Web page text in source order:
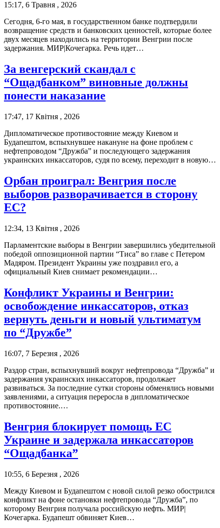
15:17, 6 Травня , 2026
Сегодня, 6-го мая, в государственном банке подтвердили
возвращение средств и банковских ценностей, которые более
двух месяцев находились на территории Венгрии после
задержания. МИР|Кочегарка. Речь идет…
За венгерский скандал с
“Ощадбанком” виновные должны
понести наказание
17:47, 17 Квітня , 2026
Дипломатическое противостояние между Киевом и
Будапештом, вспыхнувшее накануне на фоне проблем с
нефтепроводом “Дружба” и последующего задержания
украинских инкассаторов, судя по всему, переходит в новую…
Орбан проиграл: Венгрия после
выборов разворачивается в сторону
ЕС?
12:34, 13 Квітня , 2026
Парламентские выборы в Венгрии завершились убедительной
победой оппозиционной партии “Тиса” во главе с Петером
Мадяром. Президент Украины уже поздравил его, а
официальный Киев снимает рекомендации…
Конфликт Украины и Венгрии:
освобождение инкассаторов, отказ
вернуть деньги и новый ультиматум
по “Дружбе”
16:07, 7 Березня , 2026
Раздор стран, вспыхнувший вокруг нефтепровода “Дружба” и
задержания украинских инкассаторов, продолжает
развиваться. За последние сутки стороны обменялись новыми
заявлениями, а ситуация переросла в дипломатическое
противостояние.…
Венгрия блокирует помощь ЕС
Украине и задержала инкассаторов
“Ощадбанка”
10:55, 6 Березня , 2026
Между Киевом и Будапештом с новой силой резко обострился
конфликт на фоне остановки нефтепровода “Дружба”, по
которому Венгрия получала российскую нефть. МИР|
Кочегарка. Будапешт обвиняет Киев…